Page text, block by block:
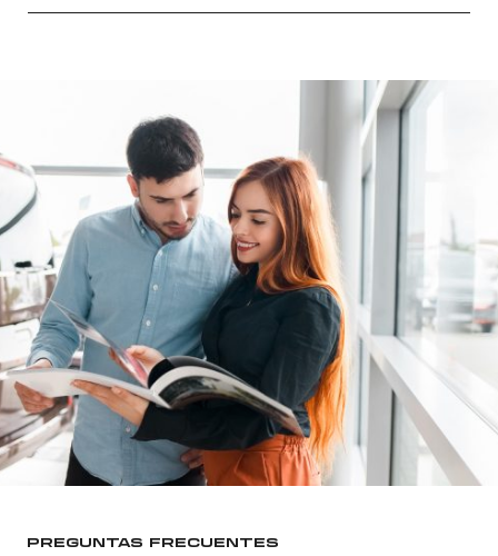
PREGUNTAS FRECUENTES